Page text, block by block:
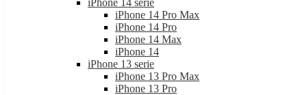
iPhone 14 Pro Max
iPhone 14 Pro
iPhone 14 Max
iPhone 14
iPhone 13 serie
iPhone 13 Pro Max
iPhone 13 Pro